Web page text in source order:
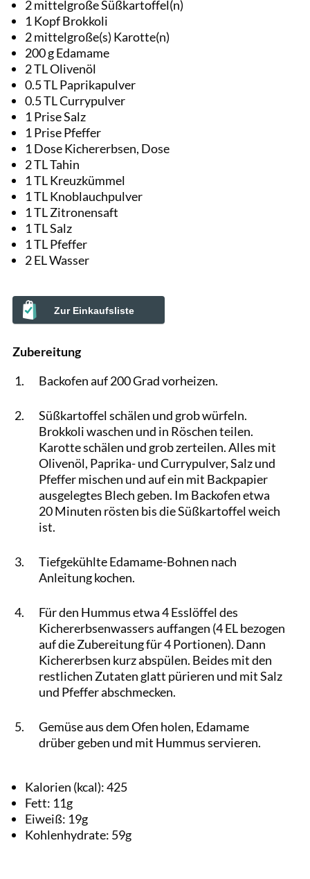
2 mittelgroße Süßkartoffel(n)
1 Kopf Brokkoli
2 mittelgroße(s) Karotte(n)
200 g Edamame
2 TL Olivenöl
0.5 TL Paprikapulver
0.5 TL Currypulver
1 Prise Salz
1 Prise Pfeffer
1 Dose Kichererbsen, Dose
2 TL Tahin
1 TL Kreuzkümmel
1 TL Knoblauchpulver
1 TL Zitronensaft
1 TL Salz
1 TL Pfeffer
2 EL Wasser
Zur Einkaufsliste
Zubereitung
Backofen auf 200 Grad vorheizen.
Süßkartoffel schälen und grob würfeln.
Brokkoli waschen und in Röschen teilen.
Karotte schälen und grob zerteilen. Alles mit
Olivenöl, Paprika- und Currypulver, Salz und
Pfeffer mischen und auf ein mit Backpapier
ausgelegtes Blech geben. Im Backofen etwa
20 Minuten rösten bis die Süßkartoffel weich
ist.
Tiefgekühlte Edamame-Bohnen nach
Anleitung kochen.
Für den Hummus etwa 4 Esslöffel des
Kichererbsenwassers auffangen (4 EL bezogen
auf die Zubereitung für 4 Portionen). Dann
Kichererbsen kurz abspülen. Beides mit den
restlichen Zutaten glatt pürieren und mit Salz
und Pfeffer abschmecken.
Gemüse aus dem Ofen holen, Edamame
drüber geben und mit Hummus servieren.
Kalorien (kcal):425
Fett: 11g
Eiweiß: 19g
Kohlenhydrate: 59g